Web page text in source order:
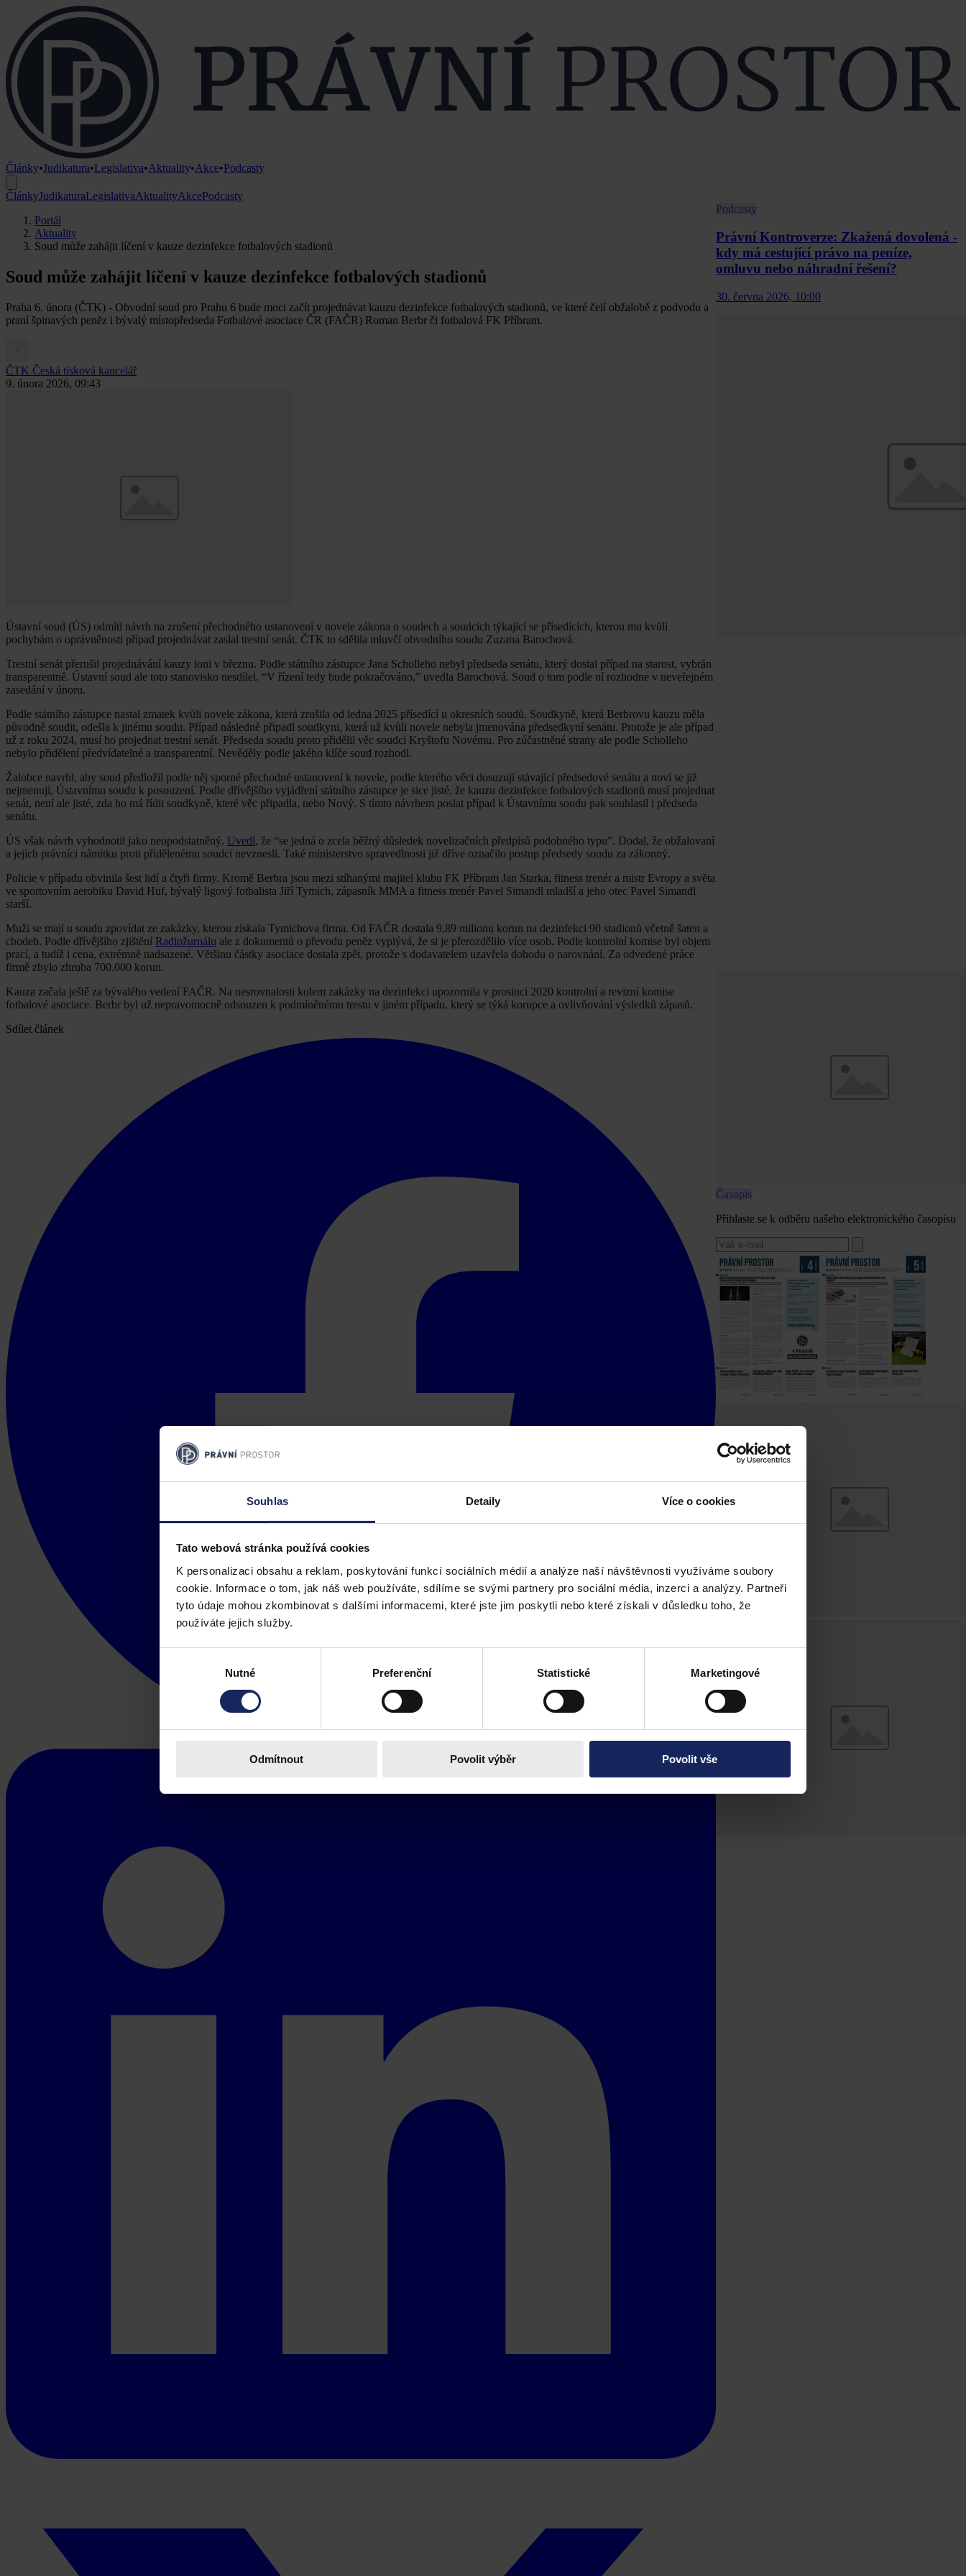
Souhlas Detaily Více o cookies
Tato webová stránka používá cookies
K personalizaci obsahu a reklam, poskytování funkcí sociálních médií a analýze naší návštěvnosti využíváme soubory
cookie. Informace o tom, jak náš web používáte, sdílíme se svými partnery pro sociální média, inzerci a analýzy. Partneři
tyto údaje mohou zkombinovat s dalšími informacemi, které jste jim poskytli nebo které získali v důsledku toho, že
používáte jejich služby.
Nutné Preferenční Statistické Marketingové
Odmítnout Povolit výběr Povolit vše
Články•Judikatura•Legislativa•Aktuality•Akce•Podcasty
ČlánkyJudikaturaLegislativaAktualityAkcePodcasty
Portál
Aktuality
Soud může zahájit líčení v kauze dezinfekce fotbalových stadionů
Soud může zahájit líčení v kauze dezinfekce fotbalových stadionů
Praha 6. února (ČTK) - Obvodní soud pro Prahu 6 bude moci začít projednávat kauzu dezinfekce fotbalových stadionů, ve které čelí obžalobě z podvodu a
praní špinavých peněz i bývalý místopředseda Fotbalové asociace ČR (FAČR) Roman Berbr či fotbalová FK Příbram.
ČTK Česká tisková kancelář
9. února 2026, 09:43
Ústavní soud (ÚS) odmítl návrh na zrušení přechodného ustanovení v novele zákona o soudech a soudcích týkající se přísedících, kterou mu kvůli
pochybám o oprávněnosti případ projednávat zaslal trestní senát. ČTK to sdělila mluvčí obvodního soudu Zuzana Barochová.
Trestní senát přerušil projednávání kauzy loni v březnu. Podle státního zástupce Jana Scholleho nebyl předseda senátu, který dostal případ na starost, vybrán
transparentně. Ústavní soud ale toto stanovisko nesdílel. “V řízení tedy bude pokračováno,” uvedla Barochová. Soud o tom podle ní rozhodne v neveřejném
zasedání v únoru.
Podle státního zástupce nastal zmatek kvůli novele zákona, která zrušila od ledna 2025 přísedící u okresních soudů. Soudkyně, která Berbrovu kauzu měla
původně soudit, odešla k jinému soudu. Případ následně připadl soudkyni, která už kvůli novele nebyla jmenována předsedkyní senátu. Protože je ale případ
už z roku 2024, musí ho projednat trestní senát. Předseda soudu proto přidělil věc soudci Kryštofu Novému. Pro zúčastněné strany ale podle Scholleho
nebylo přidělení předvídatelné a transparentní. Nevěděly podle jakého klíče soud rozhodl.
Žalobce navrhl, aby soud předložil podle něj sporné přechodné ustanovení k novele, podle kterého věci dosuzují stávající předsedové senátu a noví se již
nejmenují, Ústavnímu soudu k posouzení. Podle dřívějšího vyjádření státního zástupce je sice jisté, že kauzu dezinfekce fotbalových stadionů musí projednat
senát, není ale jisté, zda ho má řídit soudkyně, které věc připadla, nebo Nový. S tímto návrhem poslat případ k Ústavnímu soudu pak souhlasil i předseda
senátu.
ÚS však návrh vyhodnotil jako neopodstatněný. Uvedl, že “se jedná o zcela běžný důsledek novelizačních předpisů podobného typu”. Dodal, že obžalovaní
a jejich právníci námitku proti přidělenému soudci nevznesli. Také ministerstvo spravedlnosti již dříve označilo postup předsedy soudu za zákonný.
Policie v případu obvinila šest lidí a čtyři firmy. Kromě Berbra jsou mezi stíhanými majitel klubu FK Příbram Jan Starka, fitness trenér a mistr Evropy a světa
ve sportovním aerobiku David Huf, bývalý ligový fotbalista Jiří Tymich, zápasník MMA a fitness trenér Pavel Simandl mladší a jeho otec Pavel Simandl
starší.
Muži se mají u soudu zpovídat ze zakázky, kterou získala Tymichova firma. Od FAČR dostala 9,89 milionu korun na dezinfekci 90 stadionů včetně šaten a
chodeb. Podle dřívějšího zjištění Radiožurnálu ale z dokumentů o převodu peněz vyplývá, že si je přerozdělilo více osob. Podle kontrolní komise byl objem
prací, a tudíž i cena, extrémně nadsazené. Většinu částky asociace dostala zpět, protože s dodavatelem uzavřela dohodu o narovnání. Za odvedené práce
firmě zbylo zhruba 700.000 korun.
Kauza začala ještě za bývalého vedení FAČR. Na nesrovnalosti kolem zakázky na dezinfekci upozornila v prosinci 2020 kontrolní a revizní komise
fotbalové asociace. Berbr byl už nepravomocně odsouzen k podmíněnému trestu v jiném případu, který se týká korupce a ovlivňování výsledků zápasů.
Sdílet článek
Podcasty
Právní Kontroverze: Zkažená dovolená -
kdy má cestující právo na peníze,
omluvu nebo náhradní řešení?
30. června 2026, 10:00
Časopis
Přihlaste se k odběru našeho elektronického časopisu